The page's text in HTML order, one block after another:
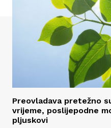
Preovladava pretežno
vrijeme, poslijepodne
pljuskovi